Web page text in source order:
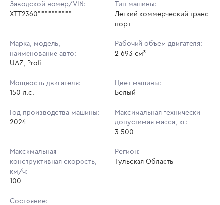
Заводской номер/VIN:
XTT2360**********
Тип машины:
Легкий коммерческий транс
порт
Марка, модель,
наименование авто:
UAZ, Profi
Рабочий объем двигателя:
2 693 см³
Мощность двигателя:
150 л.с.
Цвет машины:
Белый
Год производства машины:
2024
Максимальная технически
допустимая масса, кг:
3 500
Максимальная
конструктивная скорость,
км/ч:
100
Регион:
Тульская Область
Состояние: